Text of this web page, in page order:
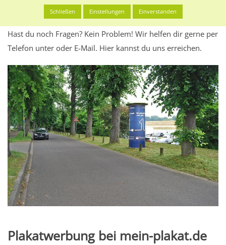
Alles klar? Dann findest du direkt im unteren Teil dieser Seite
Buchungdes Standorts.
Hast du noch Fragen? Kein Problem! Wir helfen dir gerne per
Telefon unter oder E-Mail. Hier kannst du uns erreichen.
Plakatwerbung bei mein-plakat.de
Schließen Einstellungen Einverstanden